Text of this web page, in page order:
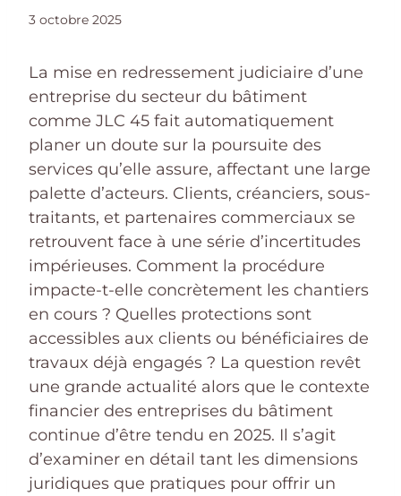
3 octobre 2025
La mise en redressement judiciaire d’une
entreprise du secteur du bâtiment
comme JLC 45 fait automatiquement
planer un doute sur la poursuite des
services qu’elle assure, affectant une large
palette d’acteurs. Clients, créanciers, sous-
traitants, et partenaires commerciaux se
retrouvent face à une série d’incertitudes
impérieuses. Comment la procédure
impacte-t-elle concrètement les chantiers
en cours ? Quelles protections sont
accessibles aux clients ou bénéficiaires de
travaux déjà engagés ? La question revêt
une grande actualité alors que le contexte
financier des entreprises du bâtiment
continue d’être tendu en 2025. Il s’agit
d’examiner en détail tant les dimensions
juridiques que pratiques pour offrir un